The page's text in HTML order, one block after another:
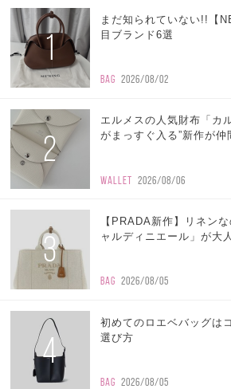
1
まだ知られていない!!【
目ブランド6選
BAG 2026/08/02
2
エルメスの人気財布「カ
がまっすぐ入る”新作が仲
WALLET 2026/08/06
3
【PRADA新作】リネン
ャルディニエール」が大
BAG 2026/08/05
4
初めてのロエベバッグは
選び方
BAG 2026/08/05